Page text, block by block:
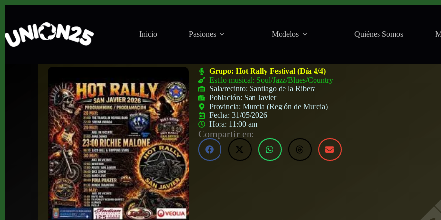
Inicio Pasiones Modelos Quiénes Somos
Grupo:Hot Rally Festival (Día 4/4)
Estilo musical: Soul/Jazz/Blues/Country
Sala/recinto: Santiago de la Ribera
Población: San Javier
Provincia:Murcia (Región de Murcia)
Fecha:31/05/2026
Hora: 11:00 am
Compartir en: